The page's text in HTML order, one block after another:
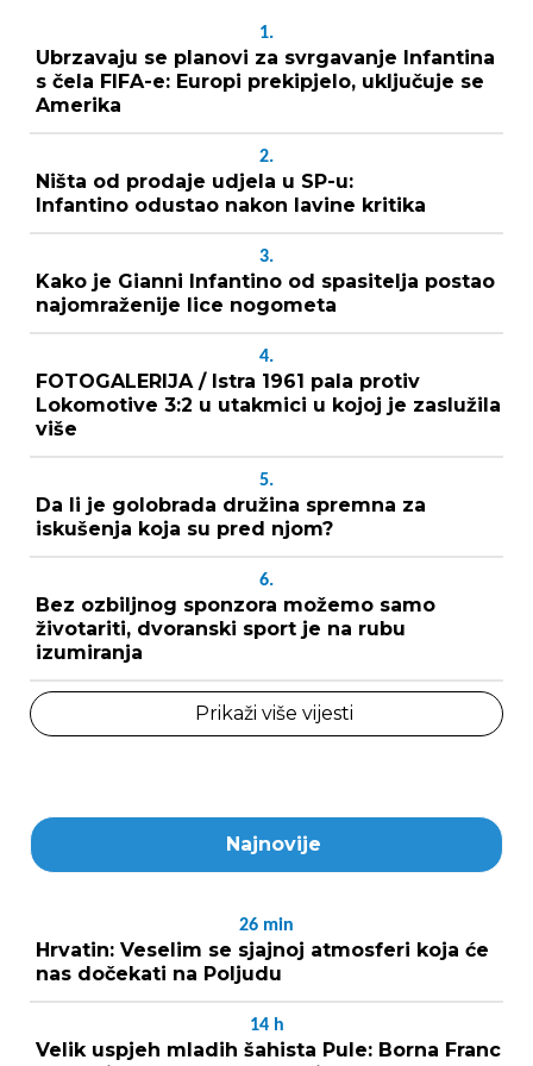
1.
Ubrzavaju se planovi za svrgavanje Infantina
s čela FIFA-e: Europi prekipjelo, uključuje se
Amerika
2.
Ništa od prodaje udjela u SP-u:
Infantino odustao nakon lavine kritika
3.
Kako je Gianni Infantino od spasitelja postao
najomraženije lice nogometa
4.
FOTOGALERIJA / Istra 1961 pala protiv
Lokomotive 3:2 u utakmici u kojoj je zaslužila
više
5.
Da li je golobrada družina spremna za
iskušenja koja su pred njom?
6.
Bez ozbiljnog sponzora možemo samo
životariti, dvoranski sport je na rubu
izumiranja
Prikaži više vijesti
Najnovije
26 min
Hrvatin: Veselim se sjajnoj atmosferi koja će
nas dočekati na Poljudu
14 h
Velik uspjeh mladih šahista Pule: Borna Franc